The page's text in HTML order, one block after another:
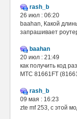
rash_b
26 июл : 06:20
baahan, Какой
запрашивает
baahan
20 июл : 21:49
как получить код
МТС 81661FT
rash_b
09 мая : 16:23
zte mf 253, с этой